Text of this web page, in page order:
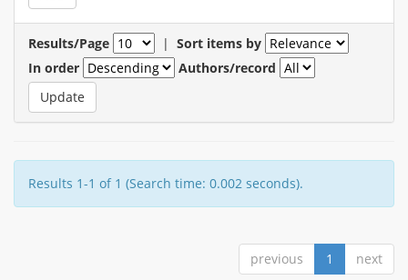
Results/Page | Sort items by
In order
Authors/record
Results 1-1 of 1 (Search time: 0.002 seconds).
previous 1 next